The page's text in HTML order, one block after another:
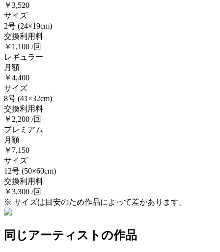
￥3,520
サイズ
2号 (24×19cm)
交換利用料
￥1,100 /回
レギュラー
月額
￥4,400
サイズ
8号 (41×32cm)
交換利用料
￥2,200 /回
プレミアム
月額
￥7,150
サイズ
12号 (50×60cm)
交換利用料
￥3,300 /回
※ サイズは目安のため作品によって差があります。
同じアーティストの作品